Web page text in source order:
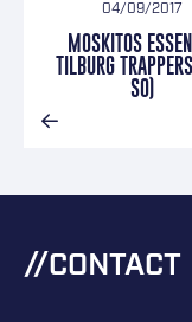
04/09/2017
MOSKITOS
TILBURG
SO)
CONTACT